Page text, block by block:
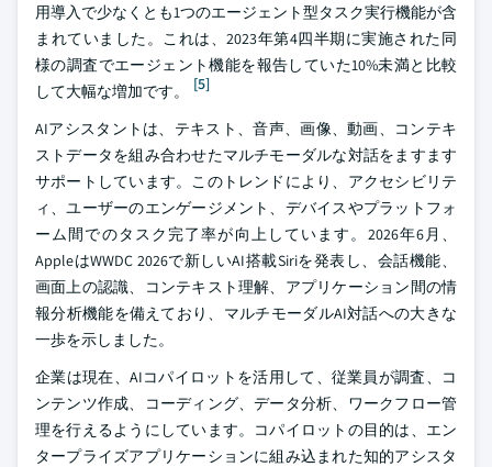
用導入で少なくとも1つのエージェント型タスク実行機能が含
まれていました。これは、2023年第4四半期に実施された同
様の調査でエージェント機能を報告していた10%未満と比較
して大幅な増加です。
[5]
AIアシスタントは、テキスト、音声、画像、動画、コンテキ
ストデータを組み合わせたマルチモーダルな対話をますます
サポートしています。このトレンドにより、アクセシビリテ
ィ、ユーザーのエンゲージメント、デバイスやプラットフォ
ーム間でのタスク完了率が向上しています。2026年6月、
AppleはWWDC 2026で新しいAI搭載Siriを発表し、会話機能、
画面上の認識、コンテキスト理解、アプリケーション間の情
報分析機能を備えており、マルチモーダルAI対話への大きな
一歩を示しました。
企業は現在、AIコパイロットを活用して、従業員が調査、コ
ンテンツ作成、コーディング、データ分析、ワークフロー管
理を行えるようにしています。コパイロットの目的は、エン
タープライズアプリケーションに組み込まれた知的アシスタ